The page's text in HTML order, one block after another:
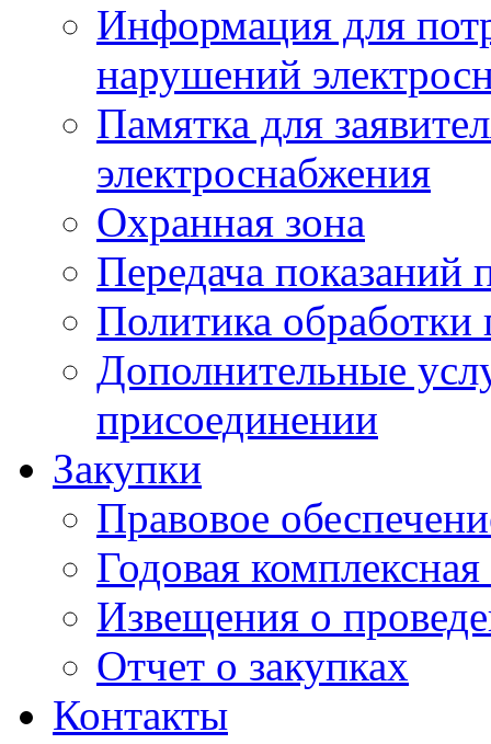
Информация для
нарушений
Памятка для
электроснабжения
Охранная зона
Передача показаний
Политика
Дополнительные
присоединении
Закупки
Правовое
Годовая
Извещения о
Отчет о закупках
Контакты